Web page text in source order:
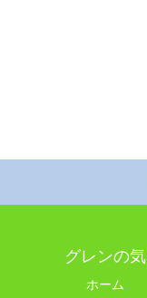
グレンの
ホーム